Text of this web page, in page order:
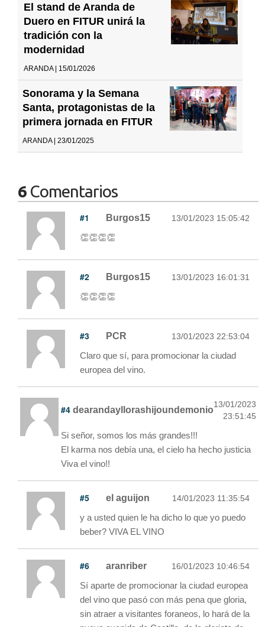
El stand de Aranda de
Duero en FITUR unirá la
tradición con la
modernidad
ARANDA | 15/01/2026
Sonorama y la Semana
Santa, protagonistas de la
primera jornada en FITUR
ARANDA | 23/01/2025
6 Comentarios
#1 Burgos15 13/01/2023 15:05:42
👏👏👏👏
#2 Burgos15 13/01/2023 16:01:31
👏👏👏👏
#3 PCR 13/01/2023 22:53:04
Claro que sí, para promocionar la ciudad
europea del vino.
#4 dearandayllorashijoundemonio
13/01/2023
23:51:45
Si señor, somos los más grandes!!!
El karma nos debía una, el cielo ha hecho justicia
Viva el vino!!
#5 el aguijon 14/01/2023 11:35:54
y a usted quien le ha dicho lo que yo puedo
beber? VIVA EL VINO
#6 aranriber 16/01/2023 10:46:54
Sí aparte de promocionar la ciudad europea
del vino que pasó con más pena que gloria,
sin atraer a visitantes foraneos, lo hará de la